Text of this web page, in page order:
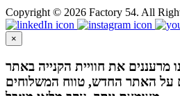
Copyright © 2026 Factory 54. All
×
על האתר החדש, טווח המשלוחים